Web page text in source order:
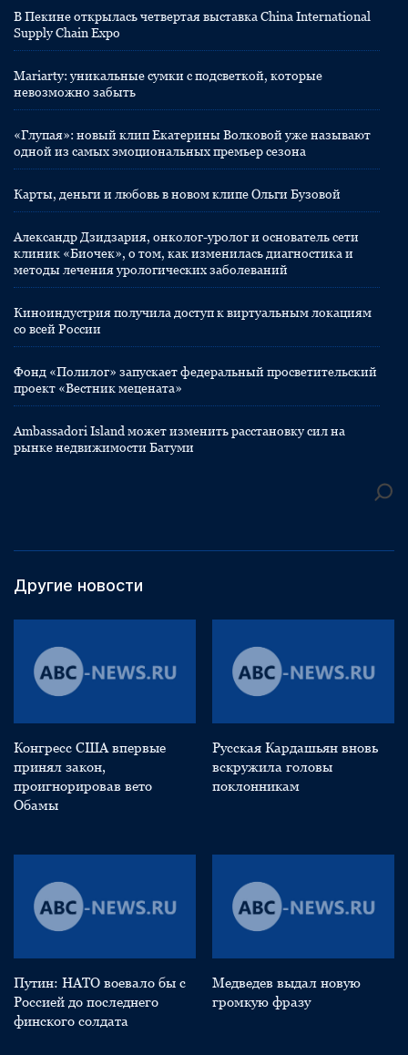
В Пекине открылась четвертая выставка China International
Supply Chain Expo
Mariarty: уникальные сумки с подсветкой, которые
невозможно забыть
«Глупая»: новый клип Екатерины Волковой уже называют
одной из самых эмоциональных премьер сезона
Карты, деньги и любовь в новом клипе Ольги Бузовой
Александр Дзидзария, онколог-уролог и основатель сети
клиник «Биочек», о том, как изменилась диагностика и
методы лечения урологических заболеваний
Киноиндустрия получила доступ к виртуальным локациям
со всей России
Фонд «Полилог» запускает федеральный просветительский
проект «Вестник мецената»
Ambassadori Island может изменить расстановку сил на
рынке недвижимости Батуми
Другие новости
Конгресс США впервые
принял закон,
проигнорировав вето
Обамы
Русская Кардашьян вновь
вскружила головы
поклонникам
Путин: НАТО воевало бы с
Россией до последнего
финского солдата
Медведев выдал новую
громкую фразу